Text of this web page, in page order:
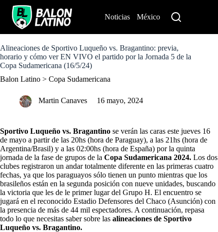
o
c
o
t
Noticias México
Alineaciones de Sportivo Luqueño vs. Bragantino: previa,
horario y cómo ver EN VIVO el partido por la Jornada 5 de la
Copa Sudamericana (16/5/24)
Balon Latino > Copa Sudamericana
Martin Canaves 16 mayo, 2024
Sportivo Luqueño vs. Bragantino se verán las caras este jueves 16
de mayo a partir de las 20hs (hora de Paraguay), a las 21hs (hora de
Argentina/Brasil) y a las 02:00hs (hora de España) por la quinta
jornada de la fase de grupos de la Copa Sudamericana 2024. Los dos
clubes registraron un andar totalmente diferente en las primeras cuatro
fechas, ya que los paraguayos sólo tienen un punto mientras que los
brasileños están en la segunda posición con nueve unidades, buscando
la victoria que les de le primer lugar del Grupo H. El encuentro se
jugará en el reconocido Estadio Defensores del Chaco (Asunción) con
la presencia de más de 44 mil espectadores. A continuación, repasa
todo lo que necesitas saber sobre las alineaciones de Sportivo
Luqueño vs. Bragantino.